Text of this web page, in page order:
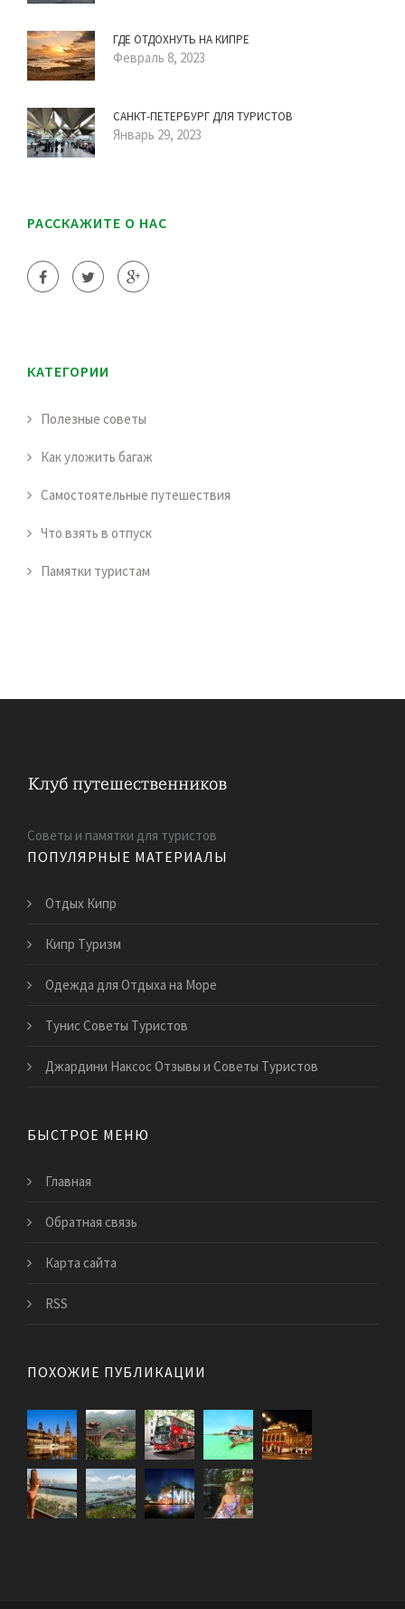
ГДЕ ОТДОХНУТЬ НА КИПРЕ
Февраль 8, 2023
САНКТ-ПЕТЕРБУРГ ДЛЯ ТУРИСТОВ
Январь 29, 2023
РАССКАЖИТЕ О НАС
КАТЕГОРИИ
Полезные советы
Как уложить багаж
Самостоятельные путешествия
Что взять в отпуск
Памятки туристам
Советы и памятки для туристов
ПОПУЛЯРНЫЕ МАТЕРИАЛЫ
Отдых Кипр
Кипр Туризм
Одежда для Отдыха на Море
Тунис Советы Туристов
Джардини Наксос Отзывы и Советы Туристов
БЫСТРОЕ МЕНЮ
Главная
Обратная связь
Карта сайта
RSS
ПОХОЖИЕ ПУБЛИКАЦИИ